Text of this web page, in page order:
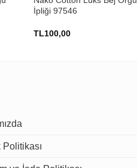
İpliği 97546
TL100,00